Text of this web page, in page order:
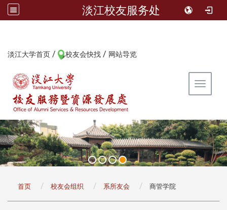
淡江校友服务处
淡江大学首页 / 校友会快找 / 网站导览
Toggle
首页 校友会组织 系所友会 商管学院